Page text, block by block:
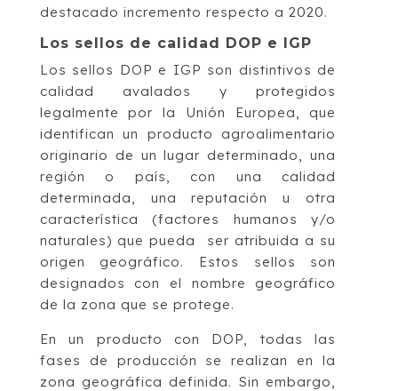
destacado incremento respecto a 2020.
Los sellos de calidad DOP e IGP
Los sellos DOP e IGP son distintivos de
calidad avalados y protegidos
legalmente por la Unión Europea, que
identifican un producto agroalimentario
originario de un lugar determinado, una
región o país, con una calidad
determinada, una reputación u otra
característica (factores humanos y/o
naturales) que pueda ser atribuida a su
origen geográfico. Estos sellos son
designados con el nombre geográfico
de la zona que se protege.
En un producto con DOP, todas las
fases de producción se realizan en la
zona geográfica definida. Sin embargo,